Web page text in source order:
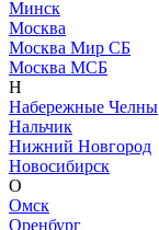
Минск
Москва
Москва Мир СБ
Москва МСБ
Н
Набережные Челны
Нальчик
Нижний Новгород
Новосибирск
О
Омск
Оренбург